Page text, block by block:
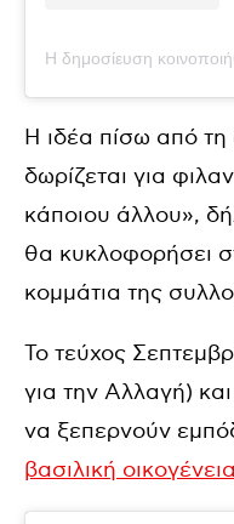
Η δημοσίευση
Η ιδέα πίσω από τη
δωρίζεται για
κάποιου άλλου»,
θα κυκλοφορήσει
κομμάτια της
To τεύχος
για την Αλλαγή)
να ξεπερνούν
βασιλική οικογένεια